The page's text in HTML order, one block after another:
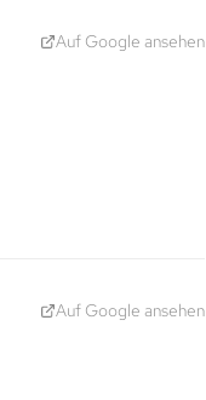
Auf Google ansehen
Auf Google ansehen